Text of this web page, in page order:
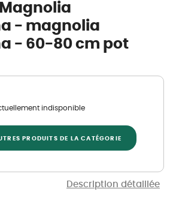
Magnolia
- magnolia
- 60-80 cm pot
Description détaillée
indisponible
PRODUITS DE LA CATÉGORIE